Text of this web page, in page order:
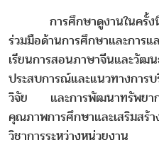
การศึกษาดูงานในครั้งนี้มี
ร่วมมือด้านการศึกษาและการ
เรียนการสอนภาษาจีนและวั
ประสบการณ์และแนวทางการ
วิจัย และการพัฒนาทรัพยา
คุณภาพการศึกษาและเสริมสร้า
วิชาการระหว่างหน่วยงาน